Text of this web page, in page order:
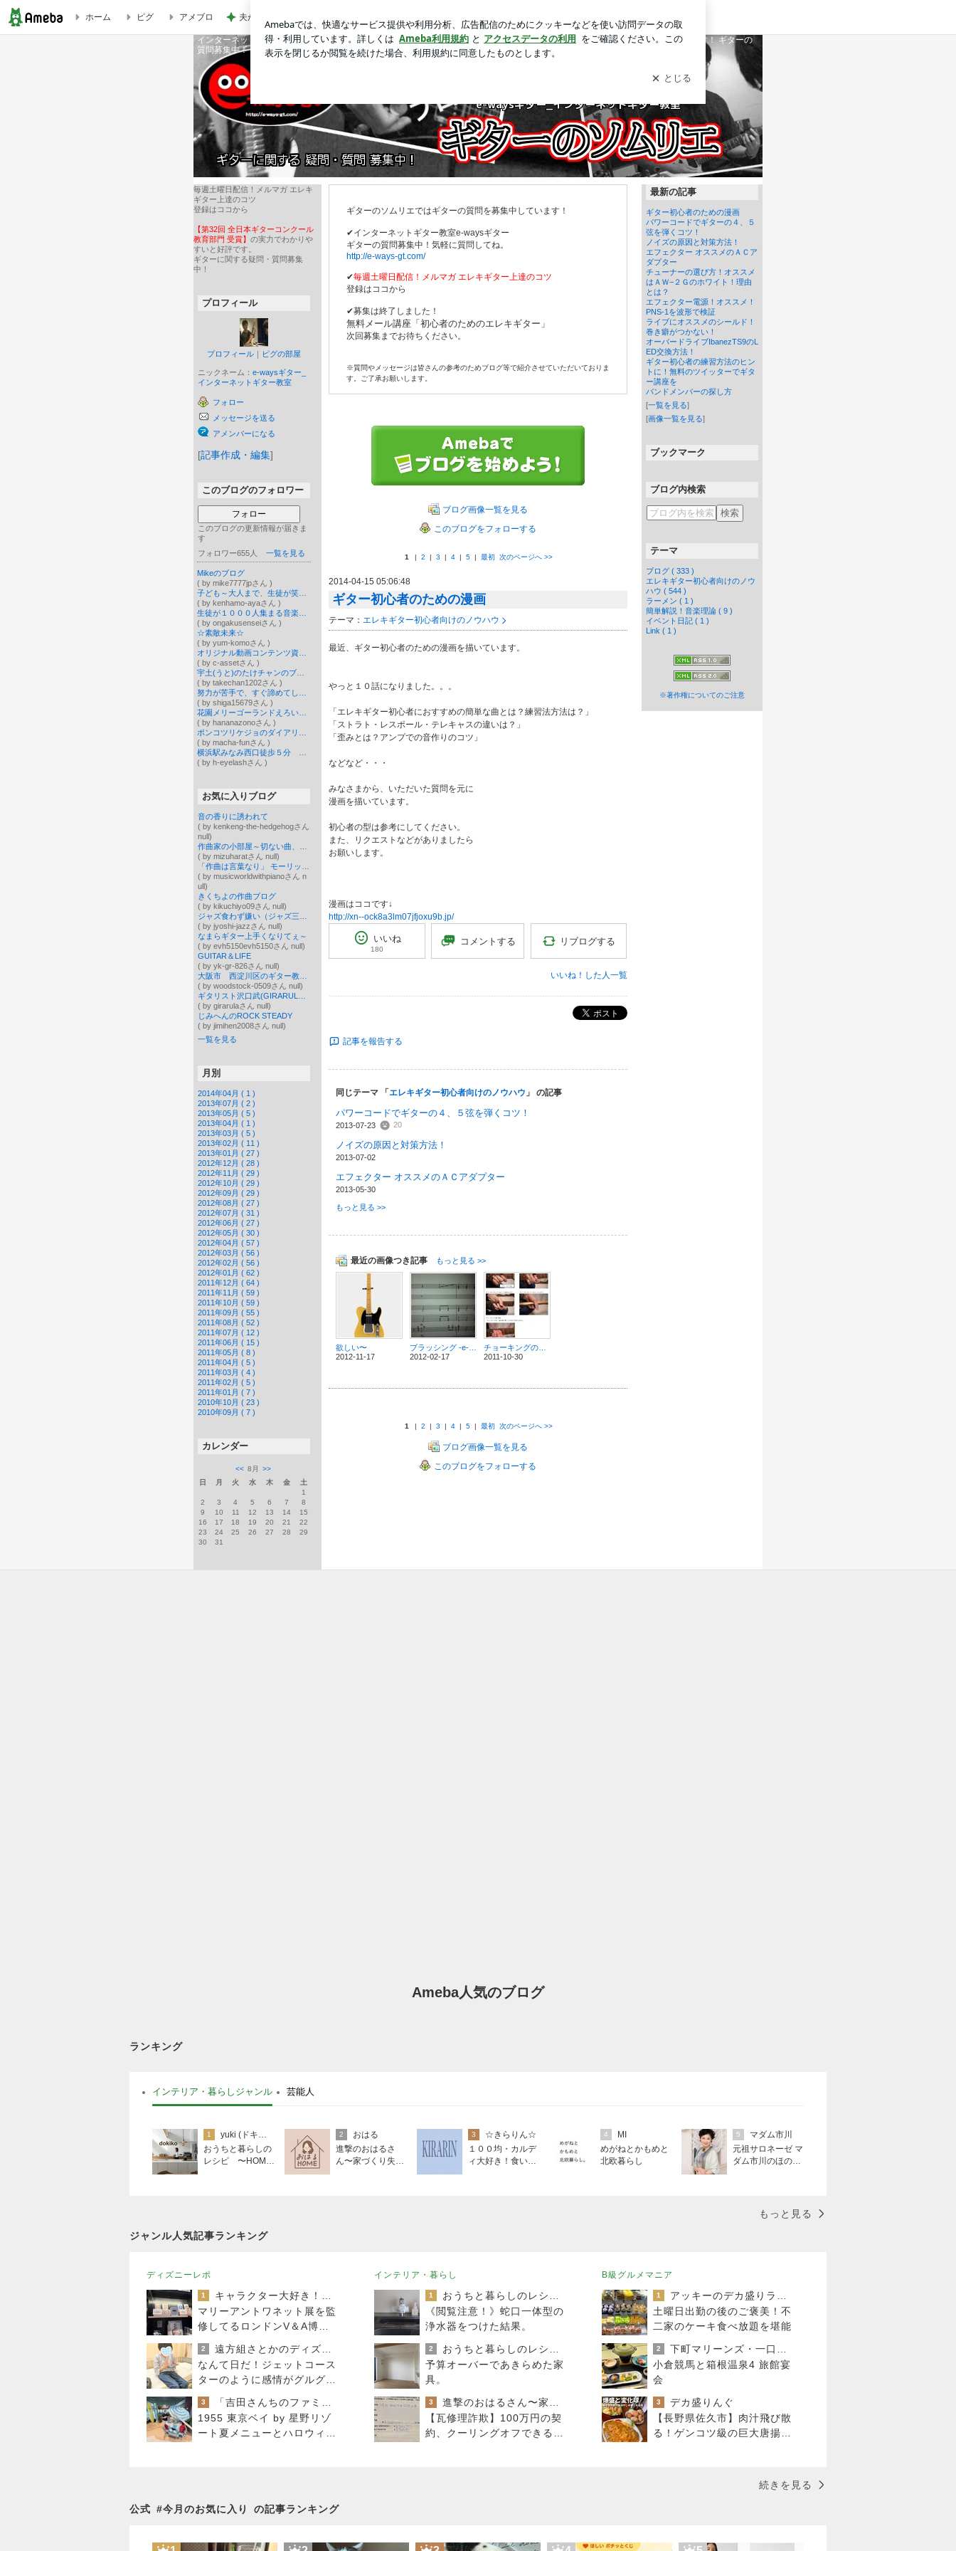
ギターのソムリエ ギター教室e-waysギターのブログ
ホーム ピグ アメブロ 夫が捨て義母が確認した私の手帳
インターネットギター教室e-waysギターのブログです。 ギターのソムリエは、ギターQ&amp;A、初心者向けのノウハウを公開します！ ギターの
質問募集中！
毎週土曜日配信！メルマガ エレキ
ギター上達のコツ
登録はココから
【第32回 全日本ギターコンクール
教育部門 受賞】 の実力でわかりや
すいと好評です。
ギターに関する疑問・質問募集
中！
プロフィール
プロフィール ｜ ピグの部屋
ニックネーム： e-waysギター_
インターネットギター教室
フォロー
メッセージを送る
アメンバーになる
[記事作成・編集]
このブログのフォロワー
フォロー
このブログの更新情報が届きま
す
フォロワー655人
一覧を見る
Mikeのブログ
( by mike7777jpさん )
( by kenhamo-ayaさん )
( by ongakusenseiさん )
☆素敵未来☆
( by yum-komoさん )
( by c-assetさん )
( by takechan1202さん )
( by shiga15679さん )
( by hananazonoさん )
( by macha-funさん )
( by h-eyelashさん )
お気に入りブログ
音の香りに誘われて
( by kenkeng-the-hedgehogさん
null)
( by mizuharatさん null)
( by musicworldwithpianoさん n
ull)
きくちよの作曲ブログ
( by kikuchiyo09さん null)
( by jyoshi-jazzさん null)
なまらギター上手くなりてぇ～
( by evh5150evh5150さん null)
GUITAR＆LIFE
( by yk-gr-826さん null)
( by woodstock-0509さん null)
( by girarulaさん null)
じみへんのROCK STEADY
( by jimihen2008さん null)
一覧を見る
月別
2014年04月 ( 1 )
2013年07月 ( 2 )
2013年05月 ( 5 )
2013年04月 ( 1 )
2013年03月 ( 5 )
2013年02月 ( 11 )
2013年01月 ( 27 )
2012年12月 ( 28 )
2012年11月 ( 29 )
2012年10月 ( 29 )
2012年09月 ( 29 )
2012年08月 ( 27 )
2012年07月 ( 31 )
2012年06月 ( 27 )
2012年05月 ( 30 )
2012年04月 ( 57 )
2012年03月 ( 56 )
2012年02月 ( 56 )
2012年01月 ( 62 )
2011年12月 ( 64 )
2011年11月 ( 59 )
2011年10月 ( 59 )
2011年09月 ( 55 )
2011年08月 ( 52 )
2011年07月 ( 12 )
2011年06月 ( 15 )
2011年05月 ( 8 )
2011年04月 ( 5 )
2011年03月 ( 4 )
2011年02月 ( 5 )
2011年01月 ( 7 )
2010年10月 ( 23 )
2010年09月 ( 7 )
カレンダー
<< 8月
>>
日
月 火 水 木 金
土
1
2
3 4 5 6 7
8
9
10 11 12 13 14
15
16
17 18 19 20 21
22
23
24 25 26 27 28
29
30
31
ギターのソムリエではギターの質問を募集中しています！
✔インターネットギター教室e-waysギター
ギターの質問募集中！気軽に質問してね。
http://e-ways-gt.com/
✔毎週土曜日配信！メルマガ エレキギター上達のコツ
登録はココから
✔募集は終了しました！
無料メール講座「初心者のためのエレキギター」
次回募集までお待ちください。
※質問やメッセージは皆さんの参考のためブログ等で紹介させていただいておりま
す。ご了承お願いします。
ブログ画像一覧を見る
このブログをフォローする
1 | 2 | 3 | 4 | 5 | 最初 次のページへ >>
2014-04-15 05:06:48
ギター初心者のための漫画
テーマ： エレキギター初心者向けのノウハウ
最近、ギター初心者のための漫画を描いています。
やっと１０話になりました。。。
「エレキギター初心者におすすめの簡単な曲とは？練習法方法は？」
「ストラト・レスポール・テレキャスの違いは？」
「歪みとは？アンプでの音作りのコツ」
などなど・・・
みなさまから、いただいた質問を元に
漫画を描いています。
初心者の型は参考にしてください。
また、リクエストなどがありましたら
お願いします。
漫画はココです↓
http://xn--ock8a3lm07jfjoxu9b.jp/
いいね
180
コメントする リブログする
いいね！した人一覧
ポスト
記事を報告する
同じテーマ 「 エレキギター初心者向けのノウハウ 」 の記事
パワーコードでギターの４、５弦を弾くコツ！
2013-07-23 20
ノイズの原因と対策方法！
2013-07-02
エフェクター オススメのＡＣアダプター
2013-05-30
もっと見る >>
最近の画像つき記事 もっと見る >>
欲しい〜
2012-11-17
2012-02-17
2011-10-30
1 | 2 | 3 | 4 | 5 | 最初 次のページへ >>
ブログ画像一覧を見る
このブログをフォローする
最新の記事
ギター初心者のための漫画
パワーコードでギターの４、５
弦を弾くコツ！
ノイズの原因と対策方法！
エフェクター オススメのＡＣア
ダプター
チューナーの選び方！オススメ
はＡＷ−２Ｇのホワイト！理由
とは？
エフェクター電源！オススメ！
PNS-1を波形で検証
ライブにオススメのシールド！
巻き癖がつかない！
オーバードライブIbanezTS9のL
ED交換方法！
ギター初心者の練習方法のヒン
トに！無料のツイッターでギタ
ー講座を
バンドメンバーの探し方
[一覧を見る]
[画像一覧を見る]
ブックマーク
ブログ内検索
テーマ
ブログ ( 333 )
エレキギター初心者向けのノウ
ハウ ( 544 )
ラーメン ( 1 )
簡単解説！音楽理論 ( 9 )
イベント日記 ( 1 )
Link ( 1 )
※著作権についてのご注意
Ameba人気のブログ
ランキング
インテリア・暮らしジャンル 芸能人
1
おうちと暮らしの
レシピ 〜HOME
2
おはる
進撃のおはるさ
ん〜家づくり失敗
3
☆きらりん☆
１００均・カルデ
ィ大好き！食いし
4
MI
めがねとかもめと
北欧暮らし
5
マダム市川
元祖サロネーゼ マ
ダム市川のほのぼ
もっと見る
ジャンル人気記事ランキング
ディズニーレポ
1
マリーアントワネット展を監
修してるロンドンV＆A博物
館のセンスの良すぎるお土
産！
2
なんて日だ！ジェットコース
ターのように感情がグルグル
した昨日の出来事
3
1955 東京ベイ by 星野リゾ
ート夏メニューとハロウィン
インテリア・暮らし
1
《閲覧注意！》蛇口一体型の
浄水器をつけた結果。
2
予算オーバーであきらめた家
具。
3
【瓦修理詐欺】100万円の契
約、クーリングオフできるの
B級グルメマニア
1
土曜日出勤の後のご褒美！不
二家のケーキ食べ放題を堪能
2
小倉競馬と箱根温泉4 旅館宴
会
3
デカ盛りんぐ
【長野県佐久市】肉汁飛び散
る！ゲンコツ級の巨大唐揚げ
続きを見る
公式 #今月のお気に入り の記事ランキング